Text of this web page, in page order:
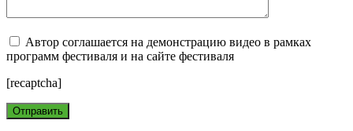
Автор соглашается на демонстрацию видео в рамках
программ фестиваля и на сайте фестиваля
[recaptcha]